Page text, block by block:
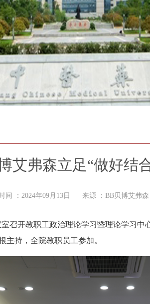
艾弗森立足“做好结
间 ：2024年09月13日 来源 ：BB贝博艾
召开教职工政治理论学习暨理论学习
主持，全院教职员工参加。